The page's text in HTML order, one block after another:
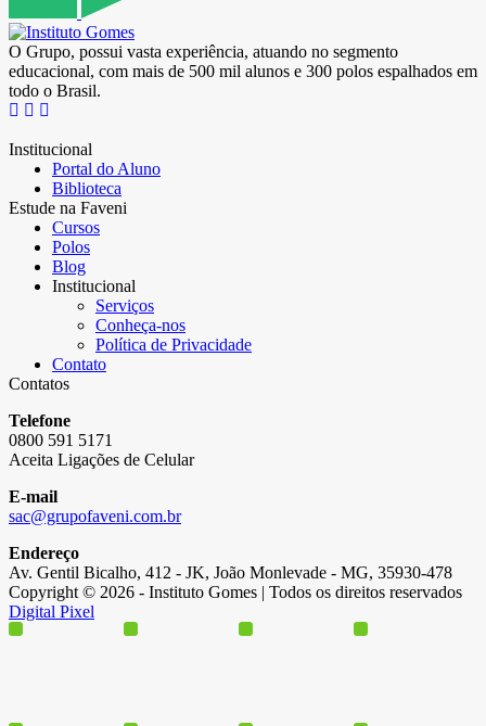
O Grupo, possui vasta experiência, atuando no segmento
educacional, com mais de 500 mil alunos e 300 polos espalhados em
todo o Brasil.
Institucional
Portal do Aluno
Biblioteca
Estude na Faveni
Cursos
Polos
Blog
Institucional
Serviços
Conheça-nos
Política de Privacidade
Contato
Contatos
Telefone
0800 591 5171
Aceita Ligações de Celular
E-mail
sac@grupofaveni.com.br
Endereço
Av. Gentil Bicalho, 412 - JK, João Monlevade - MG, 35930-478
Copyright © 2026 - Instituto Gomes | Todos os direitos reservados
Digital Pixel